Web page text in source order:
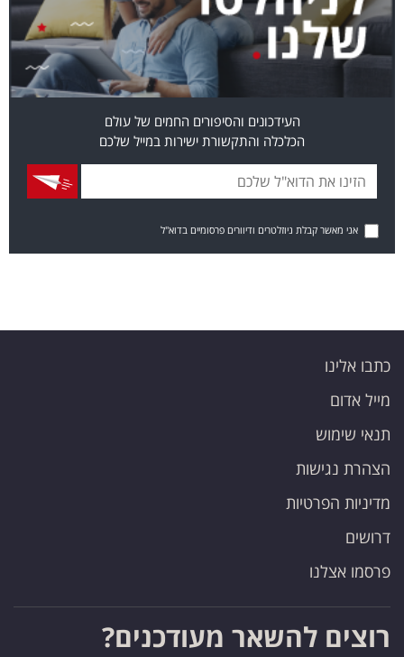
העידכונים והסיפורים החמים של עולם
הכלכלה והתקשורת ישירות במייל שלכם
אני מאשר קבלת ניוזלטרים ודיוורים פרסומיים בדוא"ל
כתבו אלינו
מייל אדום
תנאי שימוש
הצהרת נגישות
מדיניות הפרטיות
דרושים
פרסמו אצלנו
רוצים להשאר מעודכנים?